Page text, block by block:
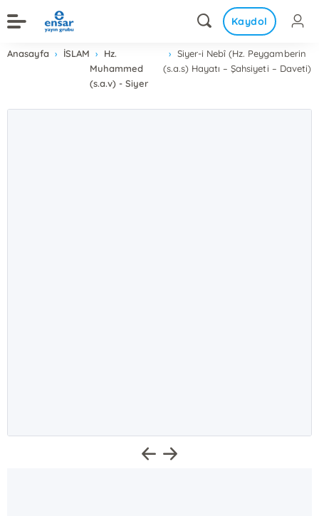
Kaydol
Anasayfa İSLAM
Hz.
Muhammed
(s.a.v) - Siyer
Siyer-i Nebî (Hz. Peygamberin
(s.a.s) Hayatı – Şahsiyeti – Daveti)